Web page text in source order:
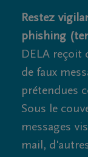
Restez
phishing
DELA reçoit
de faux
prétendues
Sous le
messages
mail,